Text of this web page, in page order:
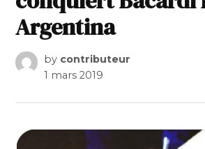
Argentina
by contributeur
1 mars 2019